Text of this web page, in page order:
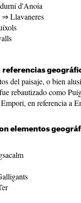
d'Anoia
⇒ Llavaneres
referencias
del paisaje, o bien
rebautizado como
en referencia a
elementos